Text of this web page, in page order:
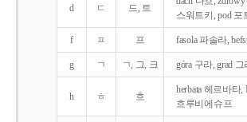
d ㄷ 드, 트
스워트키, pod 포
f ㅍ 프 fasola 파솔라,
g ㄱ ㄱ, 그, 크 góra 구라, grad
h ㅎ 흐
herbata 헤르바타,
흐루비에슈프